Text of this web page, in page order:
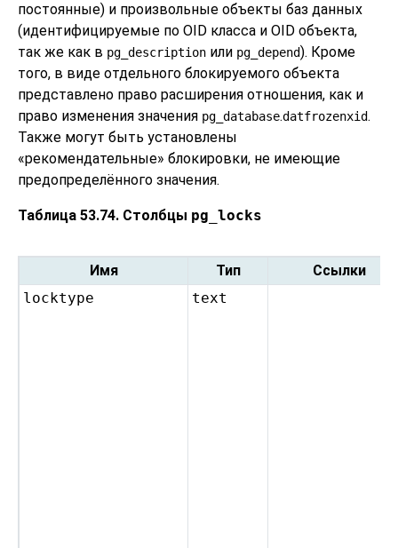
постоянные) и произвольные объекты баз данных
(идентифицируемые по OID класса и OID объекта,
так же как в pg_description или pg_depend). Кроме
того, в виде отдельного блокируемого объекта
представлено право расширения отношения, как и
право изменения значения pg_database.datfrozenxid.
Также могут быть установлены
«рекомендательные» блокировки, не имеющие
предопределённого значения.
Таблица 53.74. Столбцы pg_locks
Имя Тип
Ссылки
locktype
text